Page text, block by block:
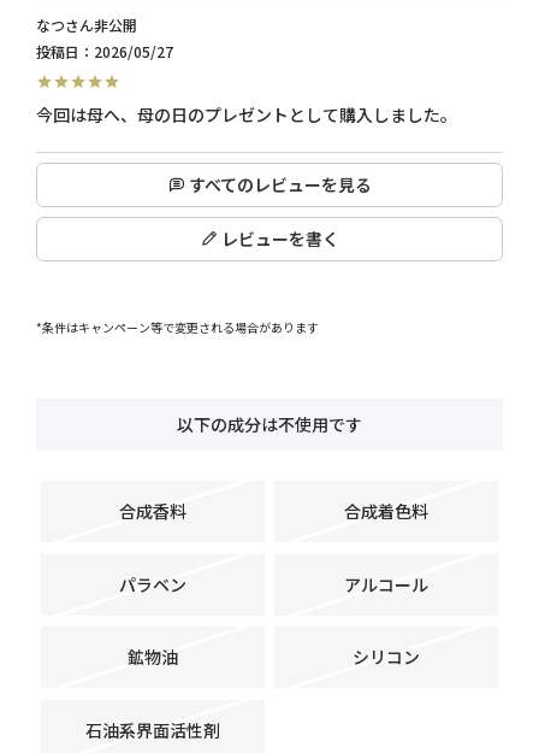
なつ
非公開
投稿日
2026/05/27
すべてのレビューを見る
レビューを書く
*条件はキャンペーン等で変更される場合があります
以下の成分は不使用です
合成香料 合成着色料
パラベン アルコール
鉱物油 シリコン
石油系界面活性剤